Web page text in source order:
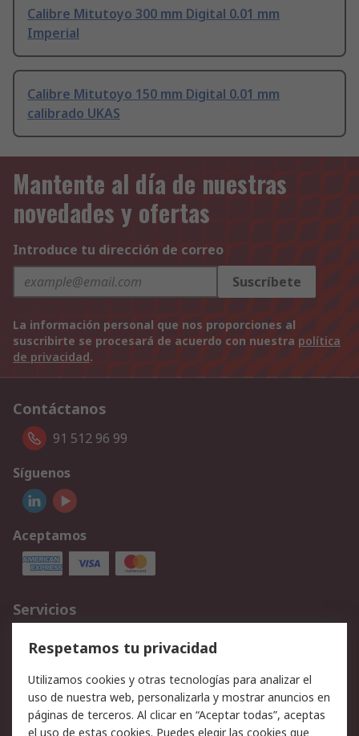
Calibre Mitutoyo 300 mm Digital 0.01 mm
Imperial
Calibre Mitutoyo 150 mm Digital 0.01 mm
calibrado UKAS
Mantente al día de nuestras
novedades y ofertas
Introduce tu dirección de correo
Suscríbete
La información personal que nos proporciones al
suscribirte se procesará de acuerdo con nuestra política
de privacidad.
Contáctanos
91 512 96 99
Síguenos
Aceptamos
Servicios
Cómo realizar pedidos
Devoluciones
Facturación y pago
Ofertas
Soporte técnico
Legal
Respetamos tu privacidad
Utilizamos cookies y otras tecnologías para analizar el
uso de nuestra web, personalizarla y mostrar anuncios en
páginas de terceros. Al clicar en “Aceptar todas”, aceptas
el uso de estas cookies. Puedes elegir las cookies que